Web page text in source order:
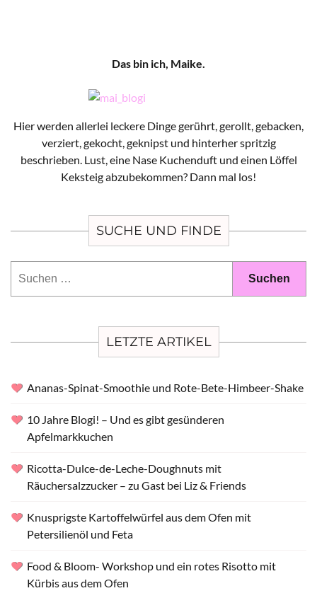
Das bin ich, Maike.
Hier werden allerlei leckere Dinge gerührt, gerollt, gebacken,
verziert, gekocht, geknipst und hinterher spritzig
beschrieben. Lust, eine Nase Kuchenduft und einen Löffel
Keksteig abzubekommen? Dann mal los!
SUCHE UND FINDE
LETZTE ARTIKEL
Ananas-Spinat-Smoothie und Rote-Bete-Himbeer-Shake
10 Jahre Blogi! – Und es gibt gesünderen
Apfelmarkkuchen
Ricotta-Dulce-de-Leche-Doughnuts mit
Räuchersalzzucker – zu Gast bei Liz & Friends
Knusprigste Kartoffelwürfel aus dem Ofen mit
Petersilienöl und Feta
Food & Bloom- Workshop und ein rotes Risotto mit
Kürbis aus dem Ofen